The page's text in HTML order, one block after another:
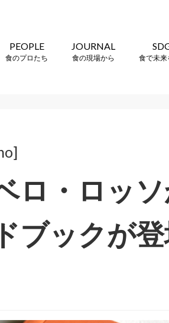
PEOPLE
食のプロたち
JOURNAL
食の現場から 食で未来
ロ・ロッソ
ブックが